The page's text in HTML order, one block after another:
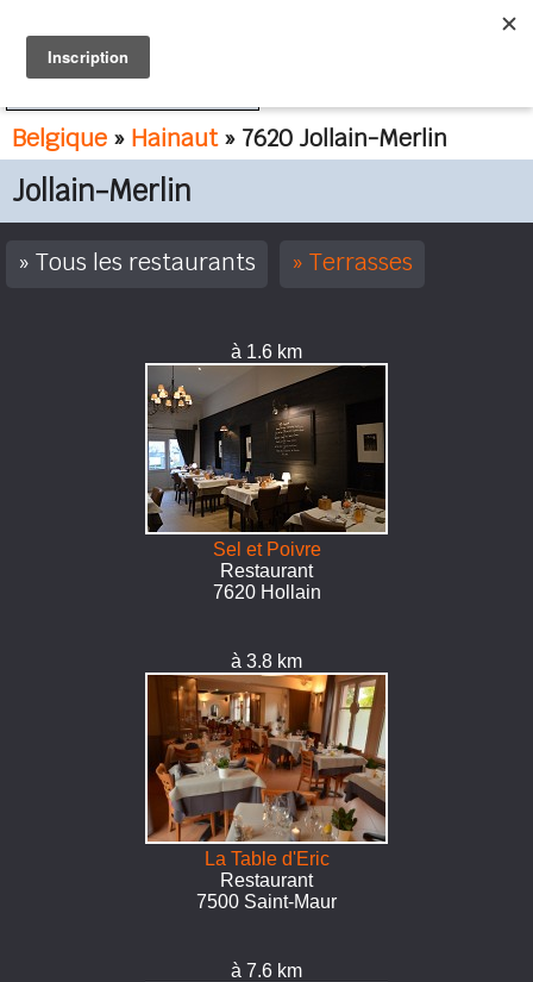
Belgique » Hainaut» 7620 Jollain-Merlin
Jollain-Merlin
Tous les restaurants Terrasses
à 1.6 km
Sel et Poivre
Restaurant
7620 Hollain
à 3.8 km
La Table d'Eric
Restaurant
7500 Saint-Maur
à 7.6 km